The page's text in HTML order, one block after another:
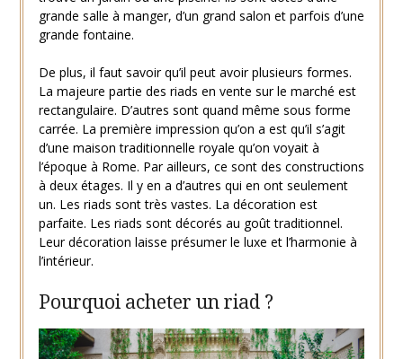
grande salle à manger, d’un grand salon et parfois d’une
grande fontaine.
De plus, il faut savoir qu’il peut avoir plusieurs formes.
La majeure partie des riads en vente sur le marché est
rectangulaire. D’autres sont quand même sous forme
carrée. La première impression qu’on a est qu’il s’agit
d’une maison traditionnelle royale qu’on voyait à
l’époque à Rome. Par ailleurs, ce sont des constructions
à deux étages. Il y en a d’autres qui en ont seulement
un. Les riads sont très vastes. La décoration est
parfaite. Les riads sont décorés au goût traditionnel.
Leur décoration laisse présumer le luxe et l’harmonie à
l’intérieur.
Pourquoi acheter un riad ?